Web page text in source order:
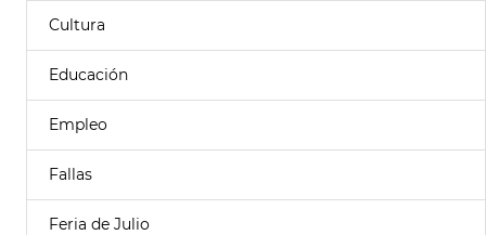
Cultura
Educación
Empleo
Fallas
Feria de Julio